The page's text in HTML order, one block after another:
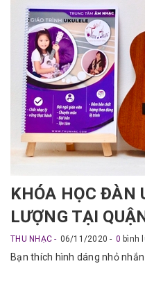
KHÓA HỌC ĐÀN
LƯỢNG TẠI
THU NHẠC 06/11/2020 0 bình
Bạn thích hình dáng nhỏ